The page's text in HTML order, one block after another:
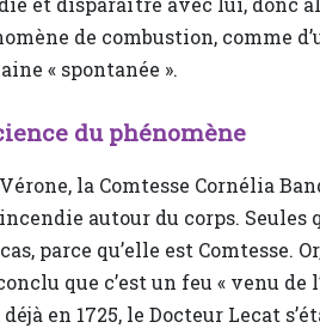
de combustion, comme
« spontanée ».
du phénomène
la Comtesse Cornélia
autour du corps.
parce qu’elle est
que c’est un feu « venu
déjà en 1725, le Docteur Lecat